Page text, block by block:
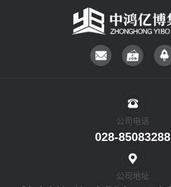
公司电话
028-85083288
公司地址